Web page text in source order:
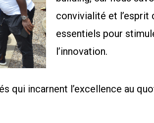
convivialité et l’esprit
essentiels pour
l’innovation.
qui incarnent l’excellence au